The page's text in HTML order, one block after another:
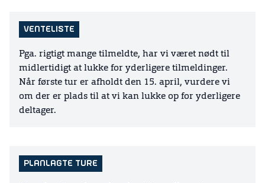
VENTELISTE
Pga. rigtigt mange tilmeldte, har vi været nødt til
midlertidigt at lukke for yderligere tilmeldinger.
Når første tur er afholdt den 15. april, vurdere vi
om der er plads til at vi kan lukke op for yderligere
deltager.
PLANLAGTE TURE